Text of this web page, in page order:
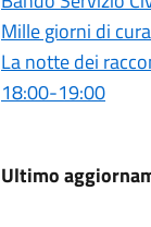
Mille giorni di
La notte dei
18:00-19:00
Ultimo